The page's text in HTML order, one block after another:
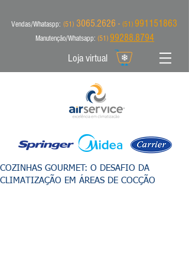
Vendas/Whataspp: (51) 3065.2626 - (51) 991151863
Manutenção/Whatsapp: (51) 99288.8794
Loja virtual
COZINHAS GOURMET: O DESAFIO DA
CLIMATIZAÇÃO EM ÁREAS DE COCÇÃO